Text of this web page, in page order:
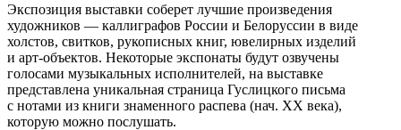
Экспозиция выставки соберет лучшие произведения
художников — каллиграфов России и Белоруссии в виде
холстов, свитков, рукописных книг, ювелирных изделий
и арт-объектов. Некоторые экспонаты будут озвучены
голосами музыкальных исполнителей, на выставке
представлена уникальная страница Гуслицкого письма
с нотами из книги знаменного распева (нач. XX века),
которую можно послушать.